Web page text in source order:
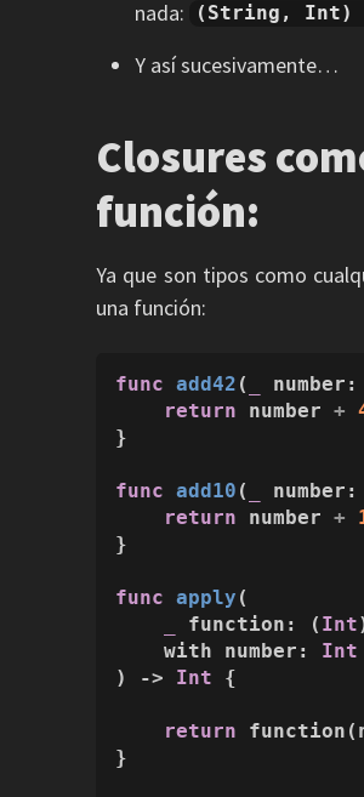
nada:
(String, Int)
Y así sucesivamente…
Closures
función:
Ya que son tipos como
una función:
func add42 ( number :
return number +
}
func add10 ( number :
return number +
}
func apply (
function : ( Int
with
number : Int
) -> Int {
return
}